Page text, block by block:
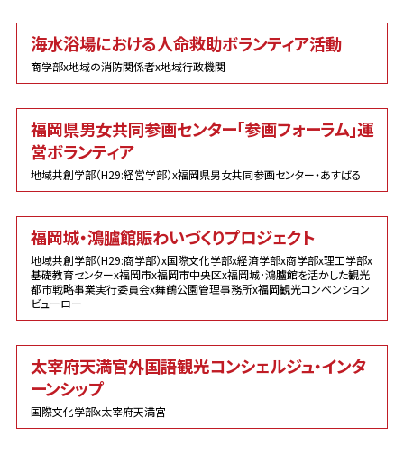
海水浴場における人命救助ボランティア活動
商学部x地域の消防関係者x地域行政機関
福岡県男女共同参画センター「参画フォーラム」運
営ボランティア
地域共創学部（H29:経営学部）x福岡県男女共同参画センター・あすばる
福岡城・鴻臚館賑わいづくりプロジェクト
地域共創学部（H29:商学部）x国際文化学部x経済学部x商学部x理工学部x
基礎教育センターx福岡市x福岡市中央区x福岡城･鴻臚館を活かした観光
都市戦略事業実行委員会x舞鶴公園管理事務所x福岡観光コンベンション
ビューロー
太宰府天満宮外国語観光コンシェルジュ・インタ
ーンシップ
国際文化学部x太宰府天満宮